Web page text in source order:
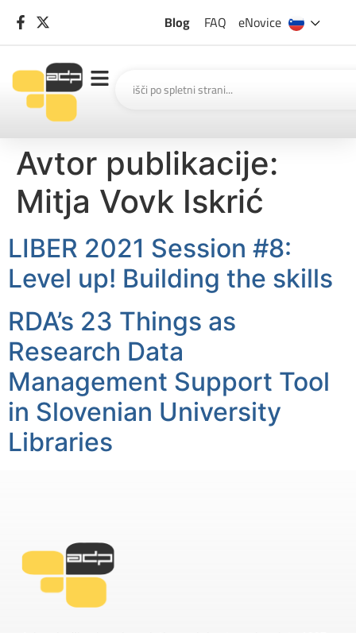
Blog FAQ eNovice
Avtor publikacije:
Mitja Vovk Iskrić
LIBER 2021 Session #8:
Level up! Building the skills
RDA’s 23 Things as
Research Data
Management Support Tool
in Slovenian University
Libraries